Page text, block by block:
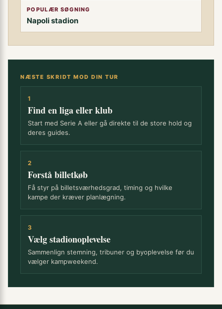
POPULÆR SØGNING
Napoli stadion
NÆSTE SKRIDT MOD DIN TUR
1
Find en liga eller klub
Start med Serie A eller gå direkte til de store hold og
deres guides.
2
Forstå billetkøb
Få styr på billetsværhedsgrad, timing og hvilke
kampe der kræver planlægning.
3
Vælg stadionoplevelse
Sammenlign stemning, tribuner og byoplevelse før du
vælger kampweekend.